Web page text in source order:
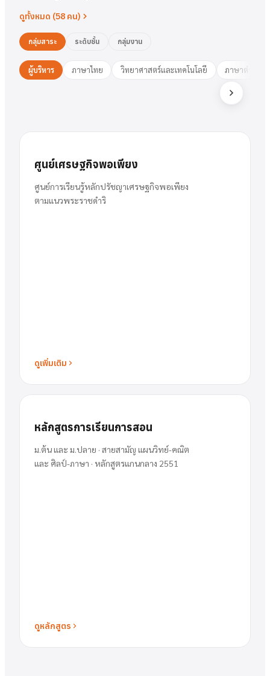
ดูทั้งหมด (58 คน)
กลุ่มสาระ ระดับชั้น กลุ่มงาน
ผู้บริหาร ภาษาไทย วิทยาศาสตร์และเทคโนโลยี ภาษาต่างประ
นายสารัตน์ พวงเงิน
พวงเงิน
ผู้อำนวยการ
นางสาวชมพูนุท ศรีฟ้า
ศูนย์เศรษฐกิจพอเพียง
ศูนย์การเรียนรู้หลักปรัชญาเศรษฐกิจพอเพียง
ตามแนวพระราชดำริ
ดูเพิ่มเติม
หลักสูตรการเรียนการสอน
ม.ต้น และ ม.ปลาย · สายสามัญ แผนวิทย์-คณิต
และ ศิลป์-ภาษา · หลักสูตรแกนกลาง 2551
ดูหลักสูตร